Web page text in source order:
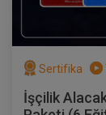
Sertifika
İşçilik